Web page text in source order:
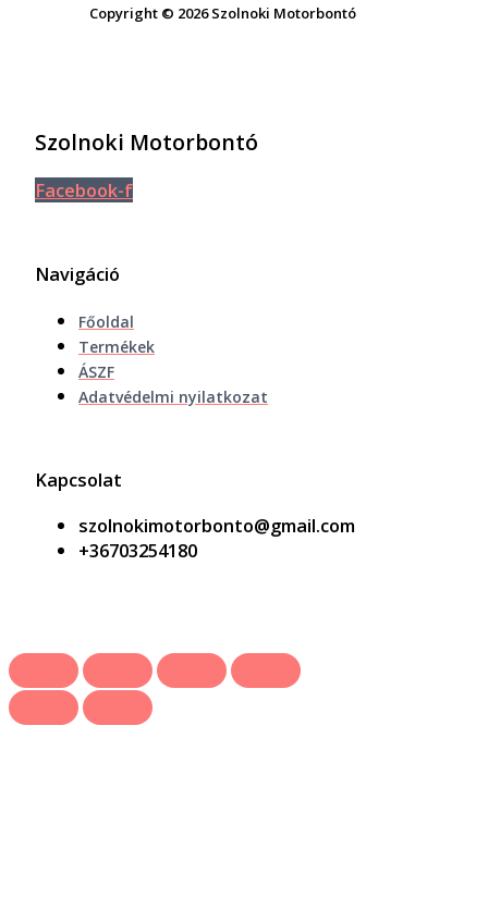
Copyright © 2026 Szolnoki Motorbontó
Szolnoki Motorbontó
Facebook-f
Navigáció
Főoldal
Termékek
ÁSZF
Adatvédelmi nyilatkozat
Kapcsolat
szolnokimotorbonto@gmail.com
+36703254180